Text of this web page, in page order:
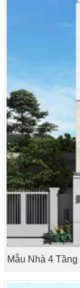
Mẫu Nhà 4